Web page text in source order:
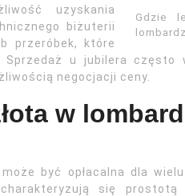
Gdzie
uzyskania
biżuterii
przeróbek, które
Sprzedaż u jubilera
negocjacji ceny.
w
być opłacalna dla
charakteryzują się